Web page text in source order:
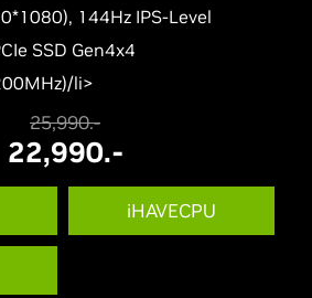
144Hz IPS-Level
SSD Gen4x4
li>
25,990.-
22,990.-
iHAVECPU